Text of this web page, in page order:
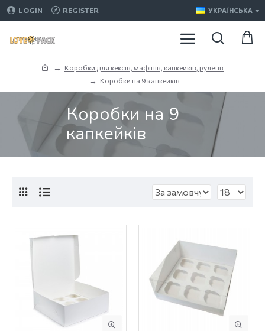
LOGIN REGISTER УКРАЇНСЬКА
Коробки для кексів, мафінів, капкейків, рулетів
Коробки на 9 капкейків
Коробки на 9
капкейків